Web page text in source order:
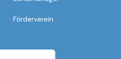
Förderverein